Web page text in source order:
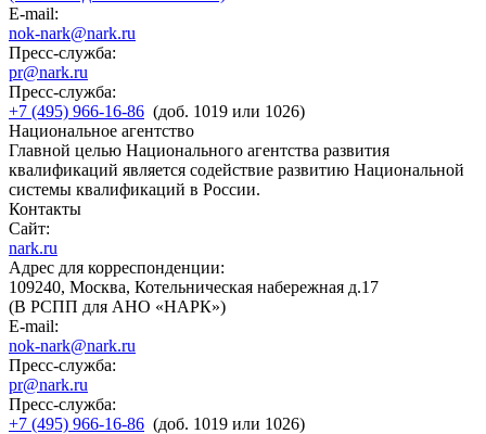
E-mail:
nok-nark@nark.ru
Пресс-служба:
pr@nark.ru
Пресс-служба:
+7 (495) 966-16-86 (доб. 1019 или 1026)
Национальное агентство
Главной целью Национального агентства развития
квалификаций является содействие развитию Национальной
системы квалификаций в России.
Контакты
Сайт:
nark.ru
Адрес для корреспонденции:
109240, Москва, Котельническая набережная д.17
(В РСПП для АНО «НАРК»)
E-mail:
nok-nark@nark.ru
Пресс-служба:
pr@nark.ru
Пресс-служба:
+7 (495) 966-16-86 (доб. 1019 или 1026)